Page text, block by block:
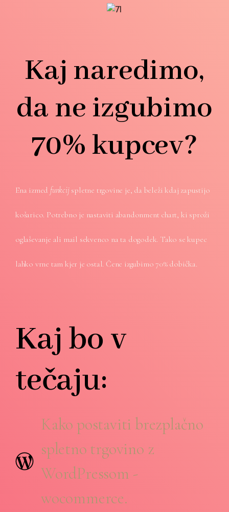
Kaj naredimo,
da ne izgubimo
70% kupcev?
Ena izmed funkcijspletne trgovine je, da beleži kdaj zapustijo
košarico. Potrebno je nastaviti abandonment chart, ki sproži
oglaševanje ali mail sekvenco na ta dogodek. Tako se kupec
lahko vrne tam kjer je ostal. Čene izgubimo 70% dobička.
Kaj bo v
tečaju:
Kako postaviti brezplačno
spletno trgovino z
WordPressom -
wocommerce.